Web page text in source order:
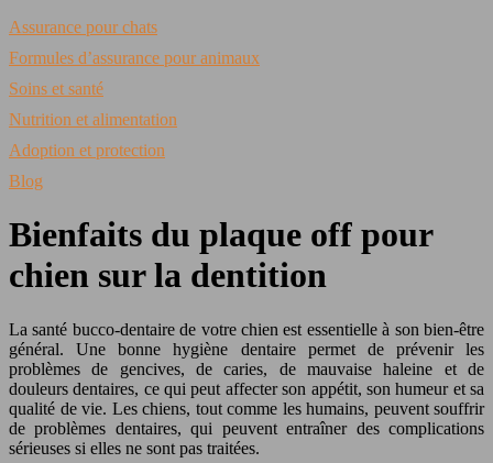
Assurance pour chats
Formules d’assurance pour animaux
Soins et santé
Nutrition et alimentation
Adoption et protection
Blog
Bienfaits du plaque off pour
chien sur la dentition
La santé bucco-dentaire de votre chien est essentielle à son bien-être
général. Une bonne hygiène dentaire permet de prévenir les
problèmes de gencives, de caries, de mauvaise haleine et de
douleurs dentaires, ce qui peut affecter son appétit, son humeur et sa
qualité de vie. Les chiens, tout comme les humains, peuvent souffrir
de problèmes dentaires, qui peuvent entraîner des complications
sérieuses si elles ne sont pas traitées.